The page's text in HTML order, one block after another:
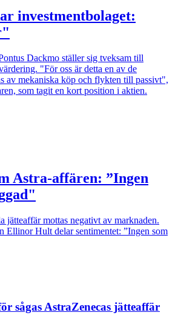
investmentbolaget:
Dackmo ställer sig tveksam till
"För oss är detta en av de
av mekaniska köp och flykten till passivt",
som tagit en kort position i aktien.
Astra-affären: ”Ingen
jätteaffär mottas negativt av marknaden.
Ellinor Hult delar sentimentet: ”Ingen som
sågas AstraZenecas jätteaffär